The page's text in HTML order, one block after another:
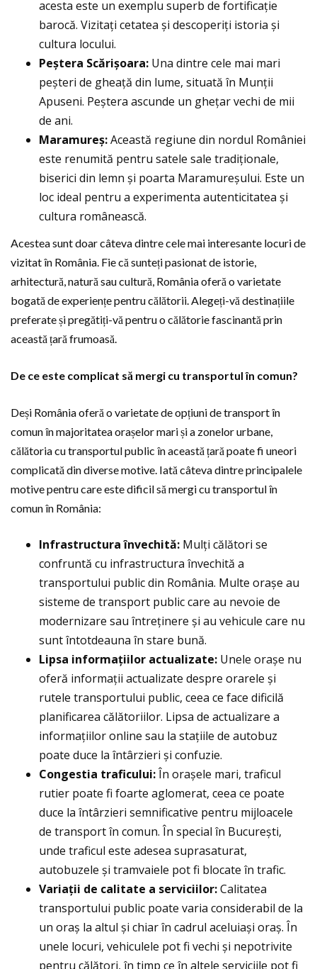
acesta este un exemplu superb de fortificație
barocă. Vizitați cetatea și descoperiți istoria și
cultura locului.
Peștera Scărișoara: Una dintre cele mai mari
peșteri de gheață din lume, situată în Munții
Apuseni. Peștera ascunde un ghețar vechi de mii
de ani.
Maramureș:Această regiune din nordul României
este renumită pentru satele sale tradiționale,
biserici din lemn și poarta Maramureșului. Este un
loc ideal pentru a experimenta autenticitatea și
cultura românească.
Acestea sunt doar câteva dintre cele mai interesante locuri de
vizitat în România. Fie că sunteți pasionat de istorie,
arhitectură, natură sau cultură, România oferă o varietate
bogată de experiențe pentru călătorii. Alegeți-vă destinațiile
preferate și pregătiți-vă pentru o călătorie fascinantă prin
această țară frumoasă.
De ce este complicat să mergi cu transportul în comun?
Deși România oferă o varietate de opțiuni de transport în
comun în majoritatea orașelor mari și a zonelor urbane,
călătoria cu transportul public în această țară poate fi uneori
complicată din diverse motive. Iată câteva dintre principalele
motive pentru care este dificil să mergi cu transportul în
comun în România:
Infrastructura învechită: Mulți călători se
confruntă cu infrastructura învechită a
transportului public din România. Multe orașe au
sisteme de transport public care au nevoie de
modernizare sau întreținere și au vehicule care nu
sunt întotdeauna în stare bună.
Lipsa informațiilor actualizate: Unele orașe nu
oferă informații actualizate despre orarele și
rutele transportului public, ceea ce face dificilă
planificarea călătoriilor. Lipsa de actualizare a
informațiilor online sau la stațiile de autobuz
poate duce la întârzieri și confuzie.
Congestia traficului:În orașele mari, traficul
rutier poate fi foarte aglomerat, ceea ce poate
duce la întârzieri semnificative pentru mijloacele
de transport în comun. În special în București,
unde traficul este adesea suprasaturat,
autobuzele și tramvaiele pot fi blocate în trafic.
Variații de calitate a serviciilor:Calitatea
transportului public poate varia considerabil de la
un oraș la altul și chiar în cadrul aceluiași oraș. În
unele locuri, vehiculele pot fi vechi și nepotrivite
pentru călători, în timp ce în altele serviciile pot fi